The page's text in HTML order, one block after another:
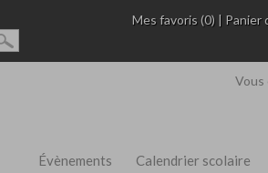
Mes favoris (0) | Panier
Vous
Évènements Calendrier scolaire